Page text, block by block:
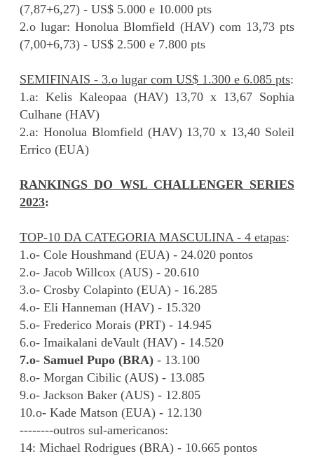
(7,87+6,27) - US$ 5.000 e 10.000 pts
2.o lugar: Honolua Blomfield (HAV) com 13,73 pts
(7,00+6,73) - US$ 2.500 e 7.800 pts
SEMIFINAIS - 3.o lugar com US$ 1.300 e 6.085 pts:
1.a: Kelis Kaleopaa (HAV) 13,70 x 13,67 Sophia
Culhane (HAV)
2.a: Honolua Blomfield (HAV) 13,70 x 13,40 Soleil
Errico (EUA)
RANKINGS DO WSL CHALLENGER SERIES
2023:
TOP-10 DA CATEGORIA MASCULINA - 4 etapas:
1.o- Cole Houshmand (EUA) - 24.020 pontos
2.o- Jacob Willcox (AUS) - 20.610
3.o- Crosby Colapinto (EUA) - 16.285
4.o- Eli Hanneman (HAV) - 15.320
5.o- Frederico Morais (PRT) - 14.945
6.o- Imaikalani deVault (HAV) - 14.520
7.o- Samuel Pupo (BRA) - 13.100
8.o- Morgan Cibilic (AUS) - 13.085
9.o- Jackson Baker (AUS) - 12.805
10.o- Kade Matson (EUA) - 12.130
--------outros sul-americanos:
14: Michael Rodrigues (BRA) - 10.665 pontos